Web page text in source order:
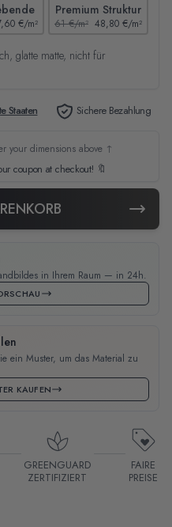
€/m²
Premium Struktur
61 €/m² 48,80 €/m²
glatte matte, nicht für
Staaten Sichere Bezahlung
your dimensions above ↑
coupon at checkout! 🔖
in Ihrem Raum — in 24h.
ein Muster, um das Material zu
KAUFEN
GREENGUARD
ZERTIFIZIERT
FAIRE
PREISE